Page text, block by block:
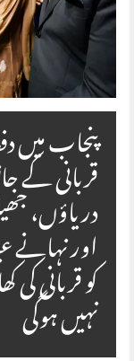
قربانی
دریاؤں،
اور نہانے
کو قربانی
نہیں ہوگی